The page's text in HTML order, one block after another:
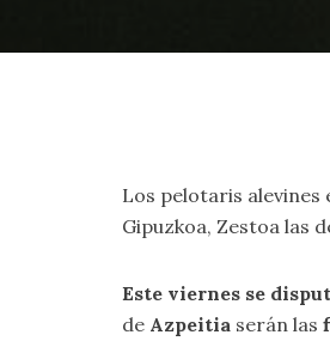
Los pelotaris alevines
Gipuzkoa, Zestoa las
Este viernes se
de Azpeitia serán las